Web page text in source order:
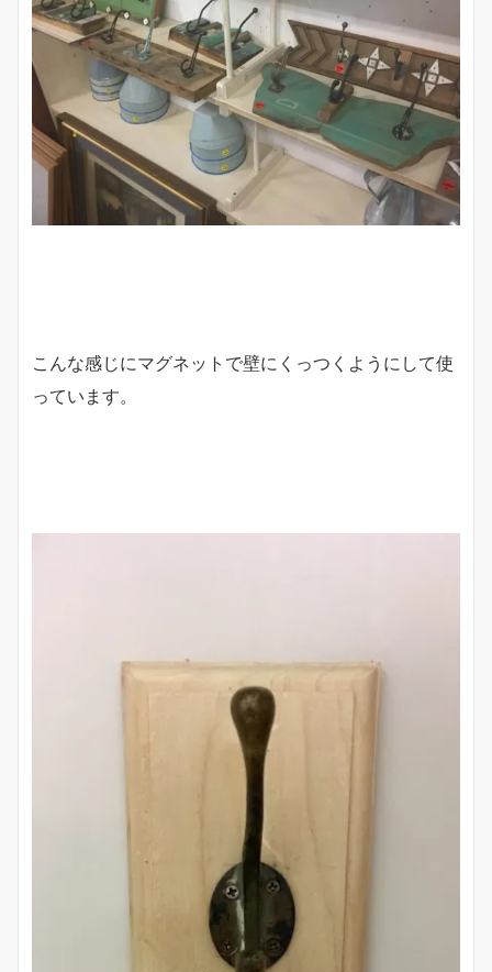
こんな感じにマグネットで壁にくっつくようにして使
っています。